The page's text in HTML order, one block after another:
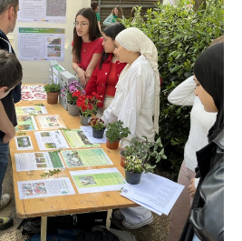
ESPAÑOL ENGLISH